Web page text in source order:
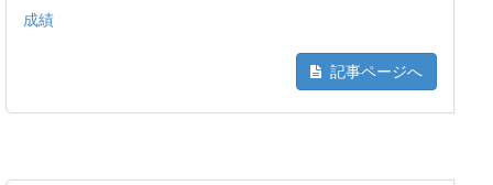
成績
記事ページへ